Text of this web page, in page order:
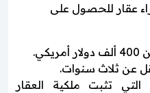
عقار للحصول على
تقل عن ثلاث سنوات.
التي تثبت ملكية العقار